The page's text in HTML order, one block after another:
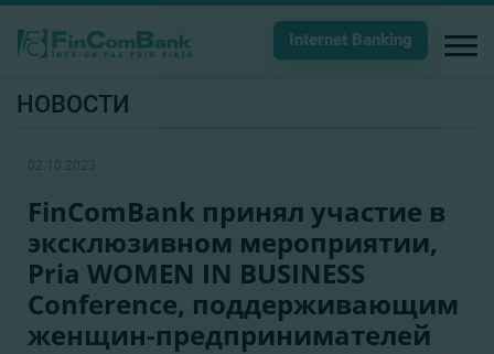
Internet Banking
НОВОСТИ
02.10.2023
FinComBank принял участие в
эксклюзивном мероприятии,
Pria WOMEN IN BUSINESS
Conference, поддерживающим
женщин-предпринимателей